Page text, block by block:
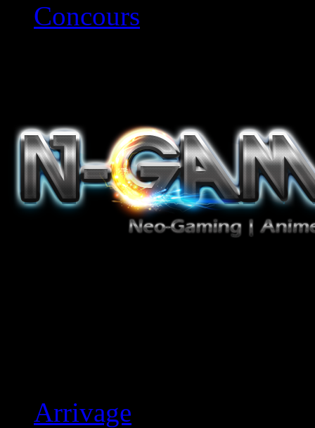
Concours
Arrivage